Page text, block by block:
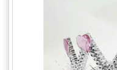
Ajándék Nőknek
Ajándék Gyerekeknek